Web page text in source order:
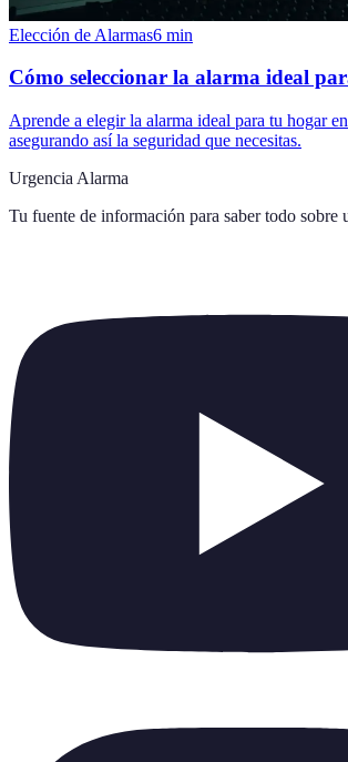
Elección de Alarmas6 min
Cómo seleccionar la alarma ideal
Aprende a elegir la alarma ideal para tu hogar
asegurando así la seguridad que necesitas.
Urgencia Alarma
Tu fuente de información para saber todo sobre